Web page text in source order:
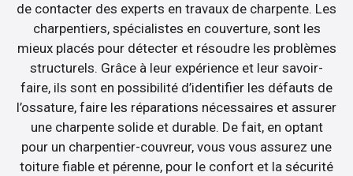
de contacter des experts en travaux de charpente. Les
charpentiers, spécialistes en couverture, sont les
mieux placés pour détecter et résoudre les problèmes
structurels. Grâce à leur expérience et leur savoir-
faire, ils sont en possibilité d’identifier les défauts de
l’ossature, faire les réparations nécessaires et assurer
une charpente solide et durable. De fait, en optant
pour un charpentier-couvreur, vous vous assurez une
toiture fiable et pérenne, pour le confort et la sécurité